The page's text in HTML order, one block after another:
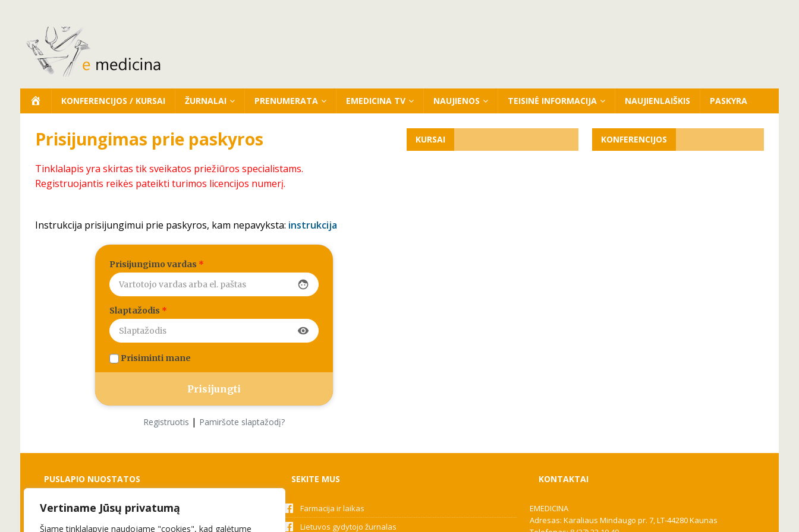
Vertiname Jūsų privatumą
Šiame tinklalapyje naudojame "cookies", kad galėtume
KONFERENCIJOS / KURSAI ŽURNALAI PRENUMERATA EMEDICINA TV NAUJIENOS TEISINĖ INFORMACIJA NAUJIENLAIŠKIS PASKYRA
Prisijungimas prie paskyros
Tinklalapis yra skirtas tik sveikatos priežiūros specialistams.
Registruojantis reikės pateikti turimos licencijos numerį.
Instrukcija prisijungimui prie paskyros, kam nepavyksta: instrukcija
Prisijungimo vardas *
face
Slaptažodis *
visibility
Prisiminti mane
Registruotis | Pamiršote slaptažodį?
KURSAI KONFERENCIJOS
PUSLAPIO NUOSTATOS
Slapukai
Privatumo politika
SEKITE MUS
Farmacija ir laikas
Lietuvos gydytojo žurnalas
KONTAKTAI
EMEDICINA
Adresas: Karaliaus Mindaugo pr. 7, LT-44280 Kaunas